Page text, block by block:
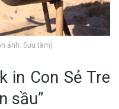
ảnh: Sưu tầm)
in Con Sẻ Tre
sầu”